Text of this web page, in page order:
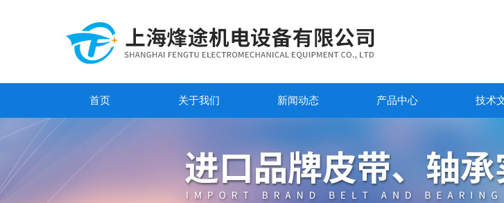
首页 关于我们 新闻动态 产品中心 技术